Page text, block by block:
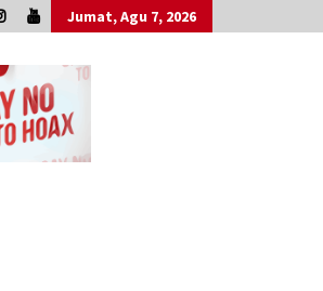
Jumat, Agu 7, 2026